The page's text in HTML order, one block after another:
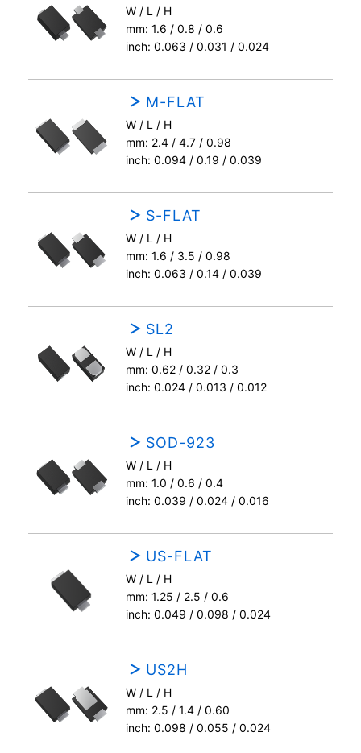
W / L / H
mm: 1.6 / 0.8 / 0.6
inch: 0.063 / 0.031 / 0.024
M-FLAT
W / L / H
mm: 2.4 / 4.7 / 0.98
inch: 0.094 / 0.19 / 0.039
S-FLAT
W / L / H
mm: 1.6 / 3.5 / 0.98
inch: 0.063 / 0.14 / 0.039
SL2
W / L / H
mm: 0.62 / 0.32 / 0.3
inch: 0.024 / 0.013 / 0.012
SOD-923
W / L / H
mm: 1.0 / 0.6 / 0.4
inch: 0.039 / 0.024 / 0.016
US-FLAT
W / L / H
mm: 1.25 / 2.5 / 0.6
inch: 0.049 / 0.098 / 0.024
US2H
W / L / H
mm: 2.5 / 1.4 / 0.60
inch: 0.098 / 0.055 / 0.024